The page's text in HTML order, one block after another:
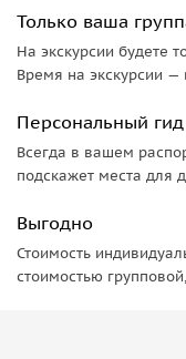
Аудиогиды
экскурсия
автоматически
перешлите
аудиогид.
Возьмите с
зарядите
Только ваша
На экскурсии будете
Время на экскурсии —
Персональный гид
Всегда в вашем
подскажет места для
Выгодно
Стоимость
стоимостью